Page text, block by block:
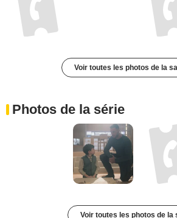
Voir toutes les photos de la
Photos de la série
Voir toutes les photos de la